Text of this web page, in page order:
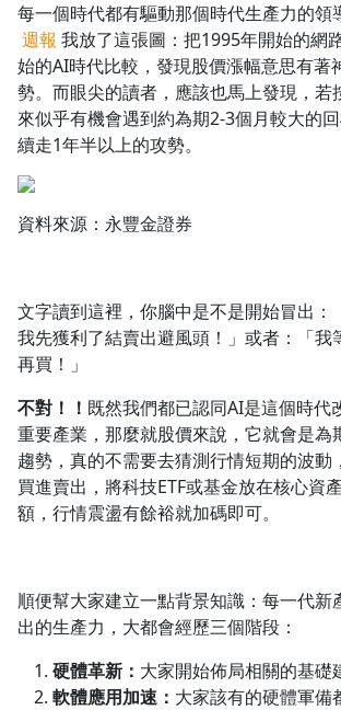
每一個時代都有驅動那個時代生產力的領
週報 我放了這張圖：把1995年開始的網
始的AI時代比較，發現股價漲幅意思有著
勢。而眼尖的讀者，應該也馬上發現，若
來似乎有機會遇到約為期2-3個月較大的
續走1年半以上的攻勢。
資料來源：永豐金證券
文字讀到這裡，你腦中是不是開始冒出：
我先獲利了結賣出避風頭！」或者：「我
再買！」
不對！！ 既然我們都已認同AI是這個時代
重要產業，那麼就股價來說，它就會是為
趨勢，真的不需要去猜測行情短期的波動
買進賣出，將科技ETF或基金放在核心資
額，行情震盪有餘裕就加碼即可。
順便幫大家建立一點背景知識：每一代新
出的生產力，大都會經歷三個階段：
硬體革新： 大家開始佈局相關的基礎
軟體應用加速： 大家該有的硬體軍備
1.75x
1.5x
1.25x
沒有播放清單
去逛逛